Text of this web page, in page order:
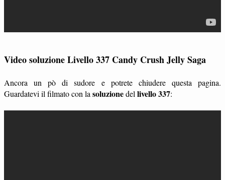
Video soluzione Livello 337 Candy Crush Jelly Saga
Ancora un pò di sudore e potrete chiudere questa pagina.
Guardatevi il filmato con la soluzionedel livello 337: